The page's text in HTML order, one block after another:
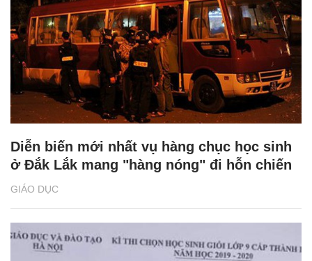
GIÁO DỤC
Diễn biến mới nhất vụ hàng chục học sinh
ở Đắk Lắk mang "hàng nóng" đi hỗn chiến